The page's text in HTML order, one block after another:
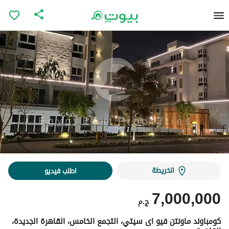
الخريطة اطلب فيديو
ج.م 7,000,000
كومباوند ماونتن فيو اى سيتي، التجمع الخامس، القاهرة الجديدة،